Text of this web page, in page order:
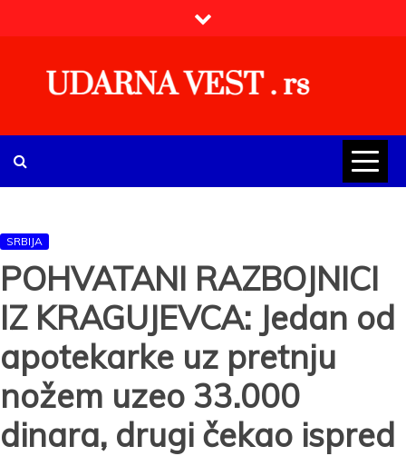
to
SRBIJA
POHVATANI RAZBOJNICI
IZ KRAGUJEVCA: Jedan od
apotekarke uz pretnju
nožem uzeo 33.000
dinara, drugi čekao ispred